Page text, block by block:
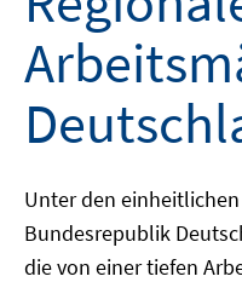
Unter den
Bundesrepublik
die von einer tiefen